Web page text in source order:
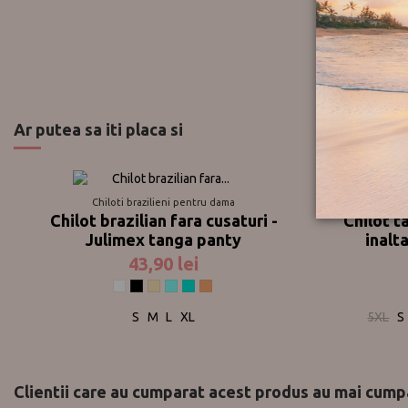
Ar putea sa iti placa si
Chiloti brazilieni pentru dama
Chilot brazilian fara cusaturi -
Julimex tanga panty
43,90 lei
AlbNegru
BejBleuTurqoise
Caramel
S
M L XL
Chilot
5XL S
Clientii care au cumparat acest produs au mai